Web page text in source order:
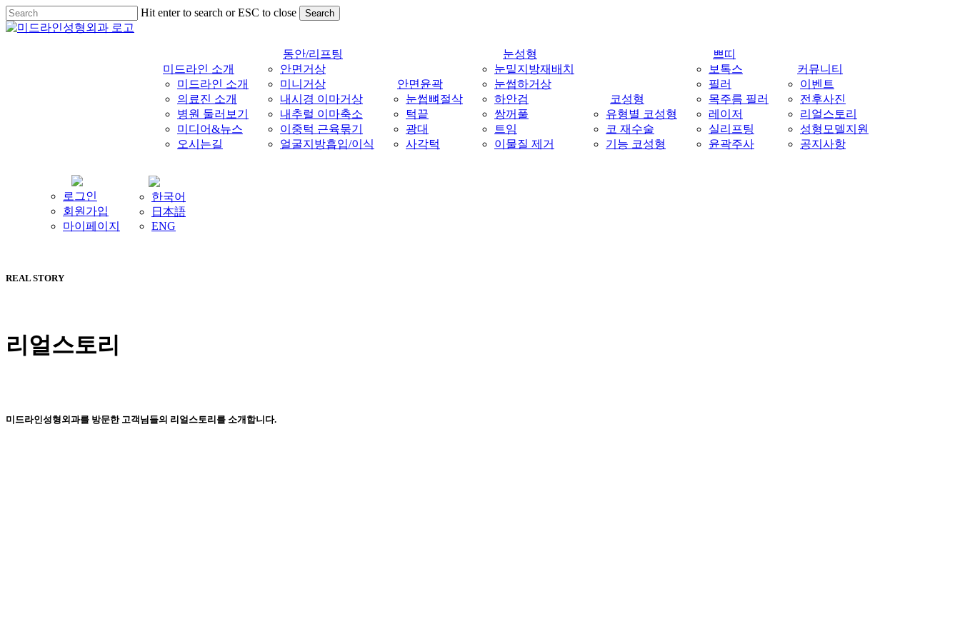
Skip
to
main
Hit enter to search or ESC to close Search
Close
Menu
미드라인 소개
미드라인 소개
의료진 소개
병원 둘러보기
미디어&뉴스
오시는길
동안/리프팅
안면거상
미니거상
내시경 이마거상
내추럴 이마축소
이중턱 근육묶기
얼굴지방흡입/이식
안면윤곽
눈썹뼈절삭
턱끝
광대
사각턱
눈성형
눈밑지방재배치
눈썹하거상
하안검
쌍꺼풀
트임
이물질 제거
코성형
유형별 코성형
코 재수술
기능 코성형
쁘띠
보톡스
필러
목주름 필러
레이저
실리프팅
윤곽주사
커뮤니티
이벤트
전후사진
리얼스토리
성형모델지원
공지사항
로그인
회원가입
마이페이지
한국어
日本語
ENG
REAL STORY
리얼스토리
미드라인성형외과를 방문한 고객님들의 리얼스토리를 소개합니다.